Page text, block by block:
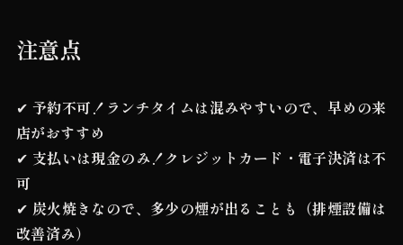
注意点
✔ 予約不可！ランチタイムは混みやすいので、早めの来
店がおすすめ
✔ 支払いは現金のみ！クレジットカード・電子決済は不
可
✔ 炭火焼きなので、多少の煙が出ることも（排煙設備は
改善済み）